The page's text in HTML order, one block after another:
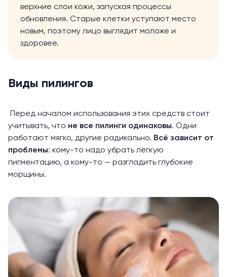
верхние слои кожи, запуская процессы
обновления. Старые клетки уступают место
новым, поэтому лицо выглядит моложе и
здоровее.
Виды пилингов
Перед началом использования этих средств стоит
учитывать, что не все пилинги одинаковы. Одни
работают мягко, другие радикально. Всё зависит от
проблемы: кому-то надо убрать лёгкую
пигментацию, а кому-то — разгладить глубокие
морщины.